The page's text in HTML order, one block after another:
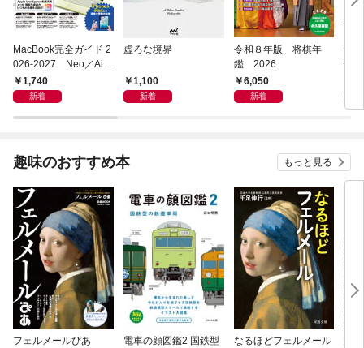
MacBook完全ガイド 2
026-2027 Neo／Air
／Pro対応
1,740
新着
虚ろな境界
1,100
新着
令和８年版 将棋年
鑑 2026
6,050
新着
つ
像
趣味のおすすめ本 もっと見る
フェルメールぴあ
電車の顔図鑑2 国鉄型
なるほどフェルメール